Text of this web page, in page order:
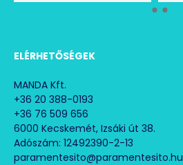
ELÉRHETŐSÉGEK
MANDA Kft.
+36 20 388-0193
+36 76 509 656
6000 Kecskemét, Izsáki út 38.
Adószám: 12492390-2-13
paramentesito@paramentesito.hu